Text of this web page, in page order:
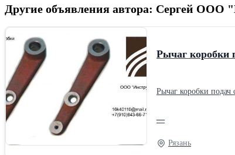
Другие объявления автора: Сергей ООО
Рычаг коробки
Рычаг коробки
—
Рязань